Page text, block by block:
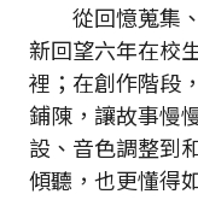
從回憶蒐集、
新回望六年在校
裡；在創作階段
鋪陳，讓故事慢
設、音色調整到
傾聽，也更懂得